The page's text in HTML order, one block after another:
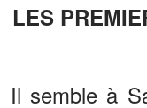
LES
Il semble à